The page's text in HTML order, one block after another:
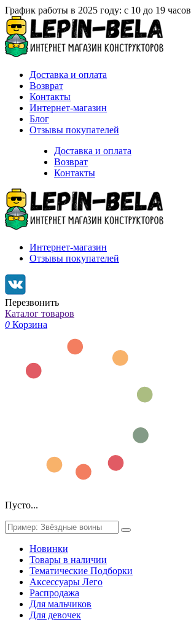
График работы в 2025 году: с 10 до 19 часов
Доставка и оплата
Возврат
Контакты
Интернет-магазин
Блог
Отзывы покупателей
Доставка и оплата
Возврат
Контакты
Интернет-магазин
Отзывы покупателей
Перезвонить
Каталог товаров
0 Корзина
Пусто...
Новинки
Товары в наличии
Тематические Подборки
Аксессуары Лего
Распродажа
Для мальчиков
Для девочек